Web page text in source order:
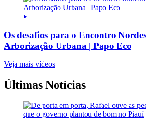
Os desafios para o Encontro
Arborização Urbana | Papo Eco
Veja mais vídeos
Últimas Notícias